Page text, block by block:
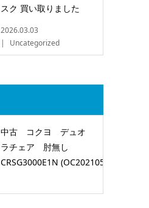
スク 買い取りました
2026.03.03
Uncategorized
中古 コクヨ デュオ
ラチェア 肘無し
CRSG3000E1N (OC2021051201)